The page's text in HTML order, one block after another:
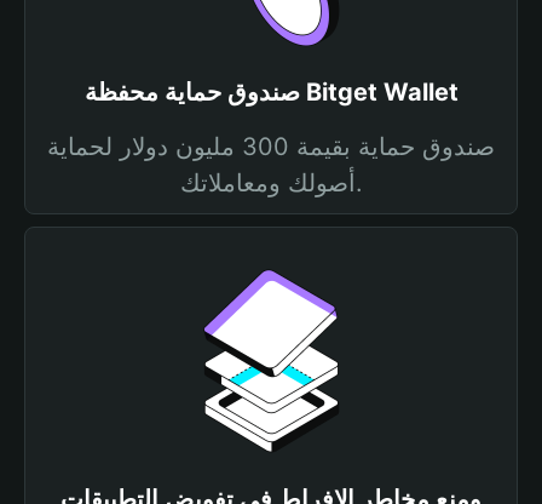
صندوق حماية محفظة Bitget Wallet
صندوق حماية بقيمة 300 مليون دولار لحماية
أصولك ومعاملاتك.